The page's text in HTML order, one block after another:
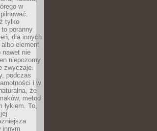
w
tylko
poranny
dla innych
element
nawet nie
niepozorny
zwyczaje.
podczas
i w
że
metod
łykiem. To,
innym